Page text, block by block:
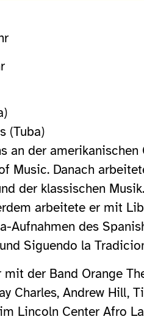
(Tuba)
an der
Music. Danach
der klassischen
arbeitete er mit
Aufnahmen des
Siguendo la
der Band Orange
Charles, Andrew Hill,
Lincoln Center Afro